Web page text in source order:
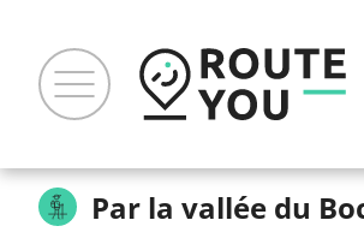
Par la vallée du